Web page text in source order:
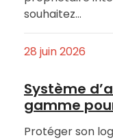
souhaitez…
28 juin 2026
Système
gamme
Protéger son